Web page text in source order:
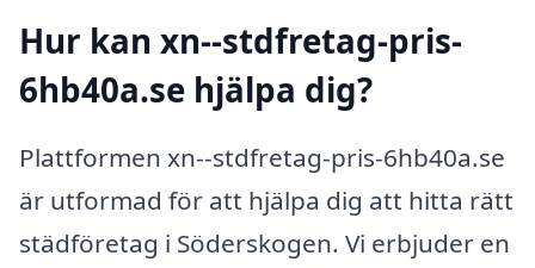
Hur kan xn--stdfretag-pris-
6hb40a.se hjälpa dig?
Plattformen xn--stdfretag-pris-6hb40a.se
är utformad för att hjälpa dig att hitta rätt
städföretag i Söderskogen. Vi erbjuder en